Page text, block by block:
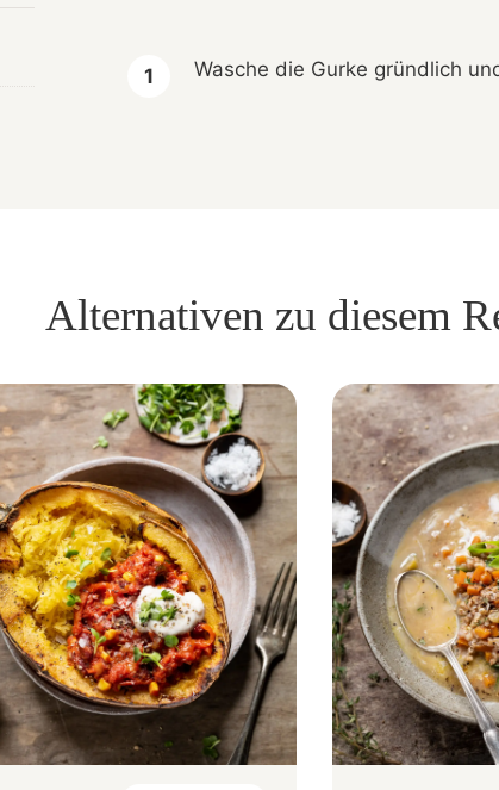
Wasche die Gurke gründlich
Alternativen zu diesem